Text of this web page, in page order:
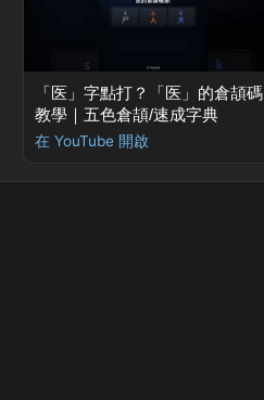
「医」字點打？「医」的倉頡碼
教學｜五色倉頡/速成字典
在 YouTube 開啟